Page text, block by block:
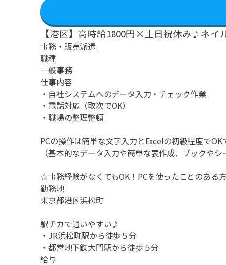
【港区】高時給1800円×土日祝休み♪ネイ
事務・販売派遣
職種
一般事務
仕事内容
・自社システムへのデータ入力・チェック作業
・電話対応（取次でOK）
・職場の整理整頓
PCの操作は簡単な文字入力とExcelの初級程度でOK
（基本的なデータ入力や簡単な表作成、ブックや
☆事務経験がなくてもOK！PCを使ったことのある
勤務地
東京都港区浜松町
駅チカで通いやすい♪
・JR浜松町駅から徒歩５分
・都営地下鉄大門駅から徒歩５分
給与